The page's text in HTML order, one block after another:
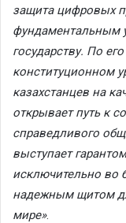
защита цифровых
фундаментальным
государству. По
конституционном
казахстанцев на
открывает путь к
справедливого
выступает
исключительно во
надежным щитом
мире».